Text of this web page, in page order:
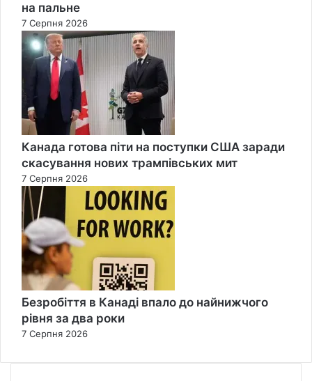
на пальне
7 Серпня 2026
Канада готова піти на поступки США заради
скасування нових трампівських мит
7 Серпня 2026
Безробіття в Канаді впало до найнижчого
рівня за два роки
7 Серпня 2026